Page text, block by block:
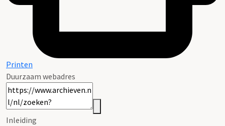
Printen
Duurzaam webadres
Inleiding